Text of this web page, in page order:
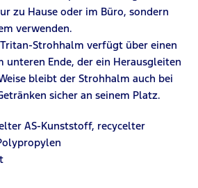
zu Hause oder im Büro, sondern
verwenden.
Strohhalm verfügt über einen
unteren Ende, der ein Herausgleiten
bleibt der Strohhalm auch bei
sicher an seinem Platz.
AS-Kunststoff, recycelter